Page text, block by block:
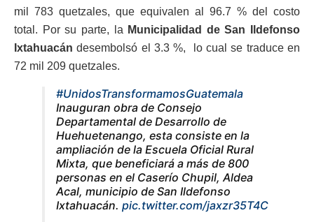
mil 783 quetzales, que equivalen al 96.7 % del costo
total. Por su parte, la Municipalidad de San Ildefonso
Ixtahuacán desembolsó el 3.3 %, lo cual se traduce en
72 mil 209 quetzales.
#UnidosTransformamosGuatemala
Inauguran obra de Consejo
Departamental de Desarrollo de
Huehuetenango, esta consiste en la
ampliación de la Escuela Oficial Rural
Mixta, que beneficiará a más de 800
personas en el Caserío Chupil, Aldea
Acal, municipio de San Ildefonso
Ixtahuacán. pic.twitter.com/jaxzr35T4C